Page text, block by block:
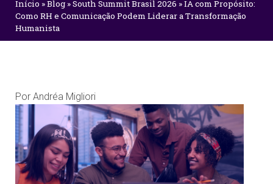
Início »Blog »South Summit Brasil 2026 »IA com Propósito:
Como RH e Comunicação Podem Liderar a Transformação
Humanista
Por Andréa Migliori